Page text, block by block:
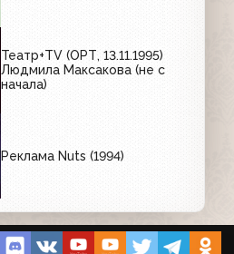
Театр+TV (ОРТ, 13.11.1995)
Людмила Максакова (не с
начала)
Реклама Nuts (1994)